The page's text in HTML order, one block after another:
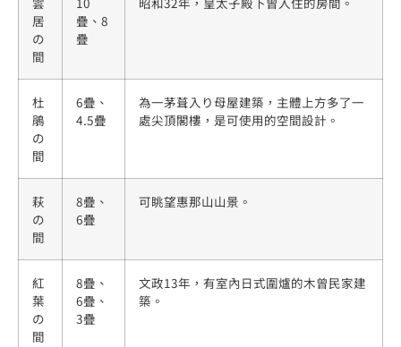
居
の
間
疊、8
疊
杜
鵑
の
間
6疊、
4.5疊
為一茅葺入り母屋建築，主體上方多了一
處尖頂閣樓，是可使用的空間設計。
萩
の
間
8疊、
6疊
可眺望惠那山山景。
紅
葉
の
間
8疊、
6疊、
3疊
文政13年，有室內日式圍爐的木曾民家建
築。